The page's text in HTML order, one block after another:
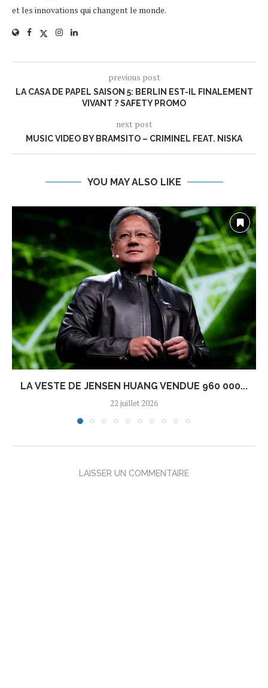
et les innovations qui changent le monde.
previous post
LA CASA DE PAPEL SAISON 5: BERLIN EST-IL FINALEMENT
VIVANT ? SAFETY PROMO
next post
MUSIC VIDEO BY BRAMSITO – CRIMINEL FEAT. NISKA
YOU MAY ALSO LIKE
LA VESTE DE JENSEN HUANG VENDUE 960 000...
22 juillet 2026
LAISSER UN COMMENTAIRE